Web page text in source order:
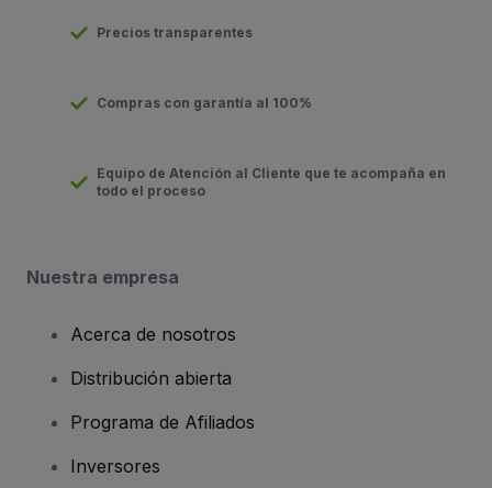
Precios transparentes
Compras con garantía al 100%
Equipo de Atención al Cliente que te acompaña en
todo el proceso
Nuestra empresa
Acerca de nosotros
Distribución abierta
Programa de Afiliados
Inversores